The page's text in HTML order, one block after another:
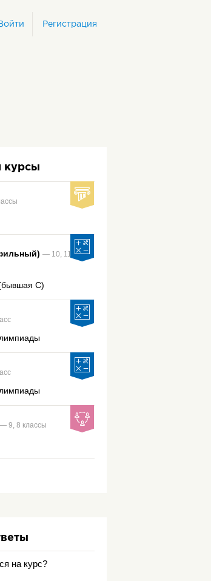
Регистрация
курсы
— 10, 11
С)
— 9, 8 классы
на курс?